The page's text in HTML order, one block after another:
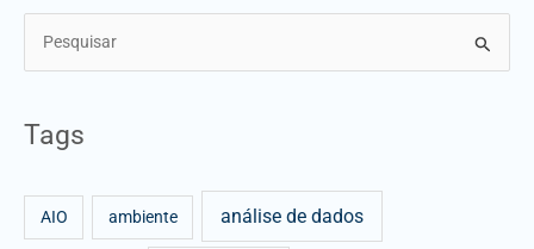
Tags
AIO ambiente análise de dados